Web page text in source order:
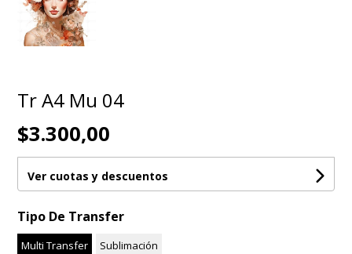
Tr A4 Mu 04
$3.300,00
Ver cuotas y descuentos
Tipo De Transfer
Multi Transfer Sublimación